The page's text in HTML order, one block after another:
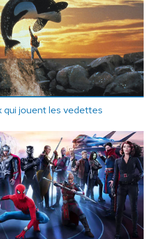
qui jouent les vedettes